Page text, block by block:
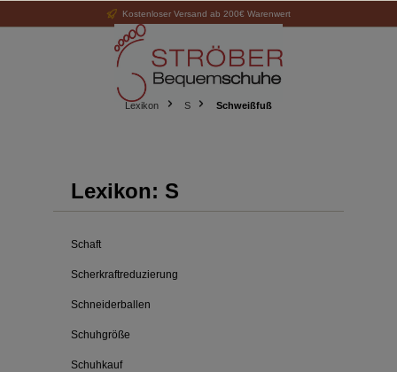
Kostenloser Versand ab 200€ Warenwert
Lexikon S Schweißfuß
Lexikon: S
Schaft
Scherkraftreduzierung
Schneiderballen
Schuhgröße
Schuhkauf